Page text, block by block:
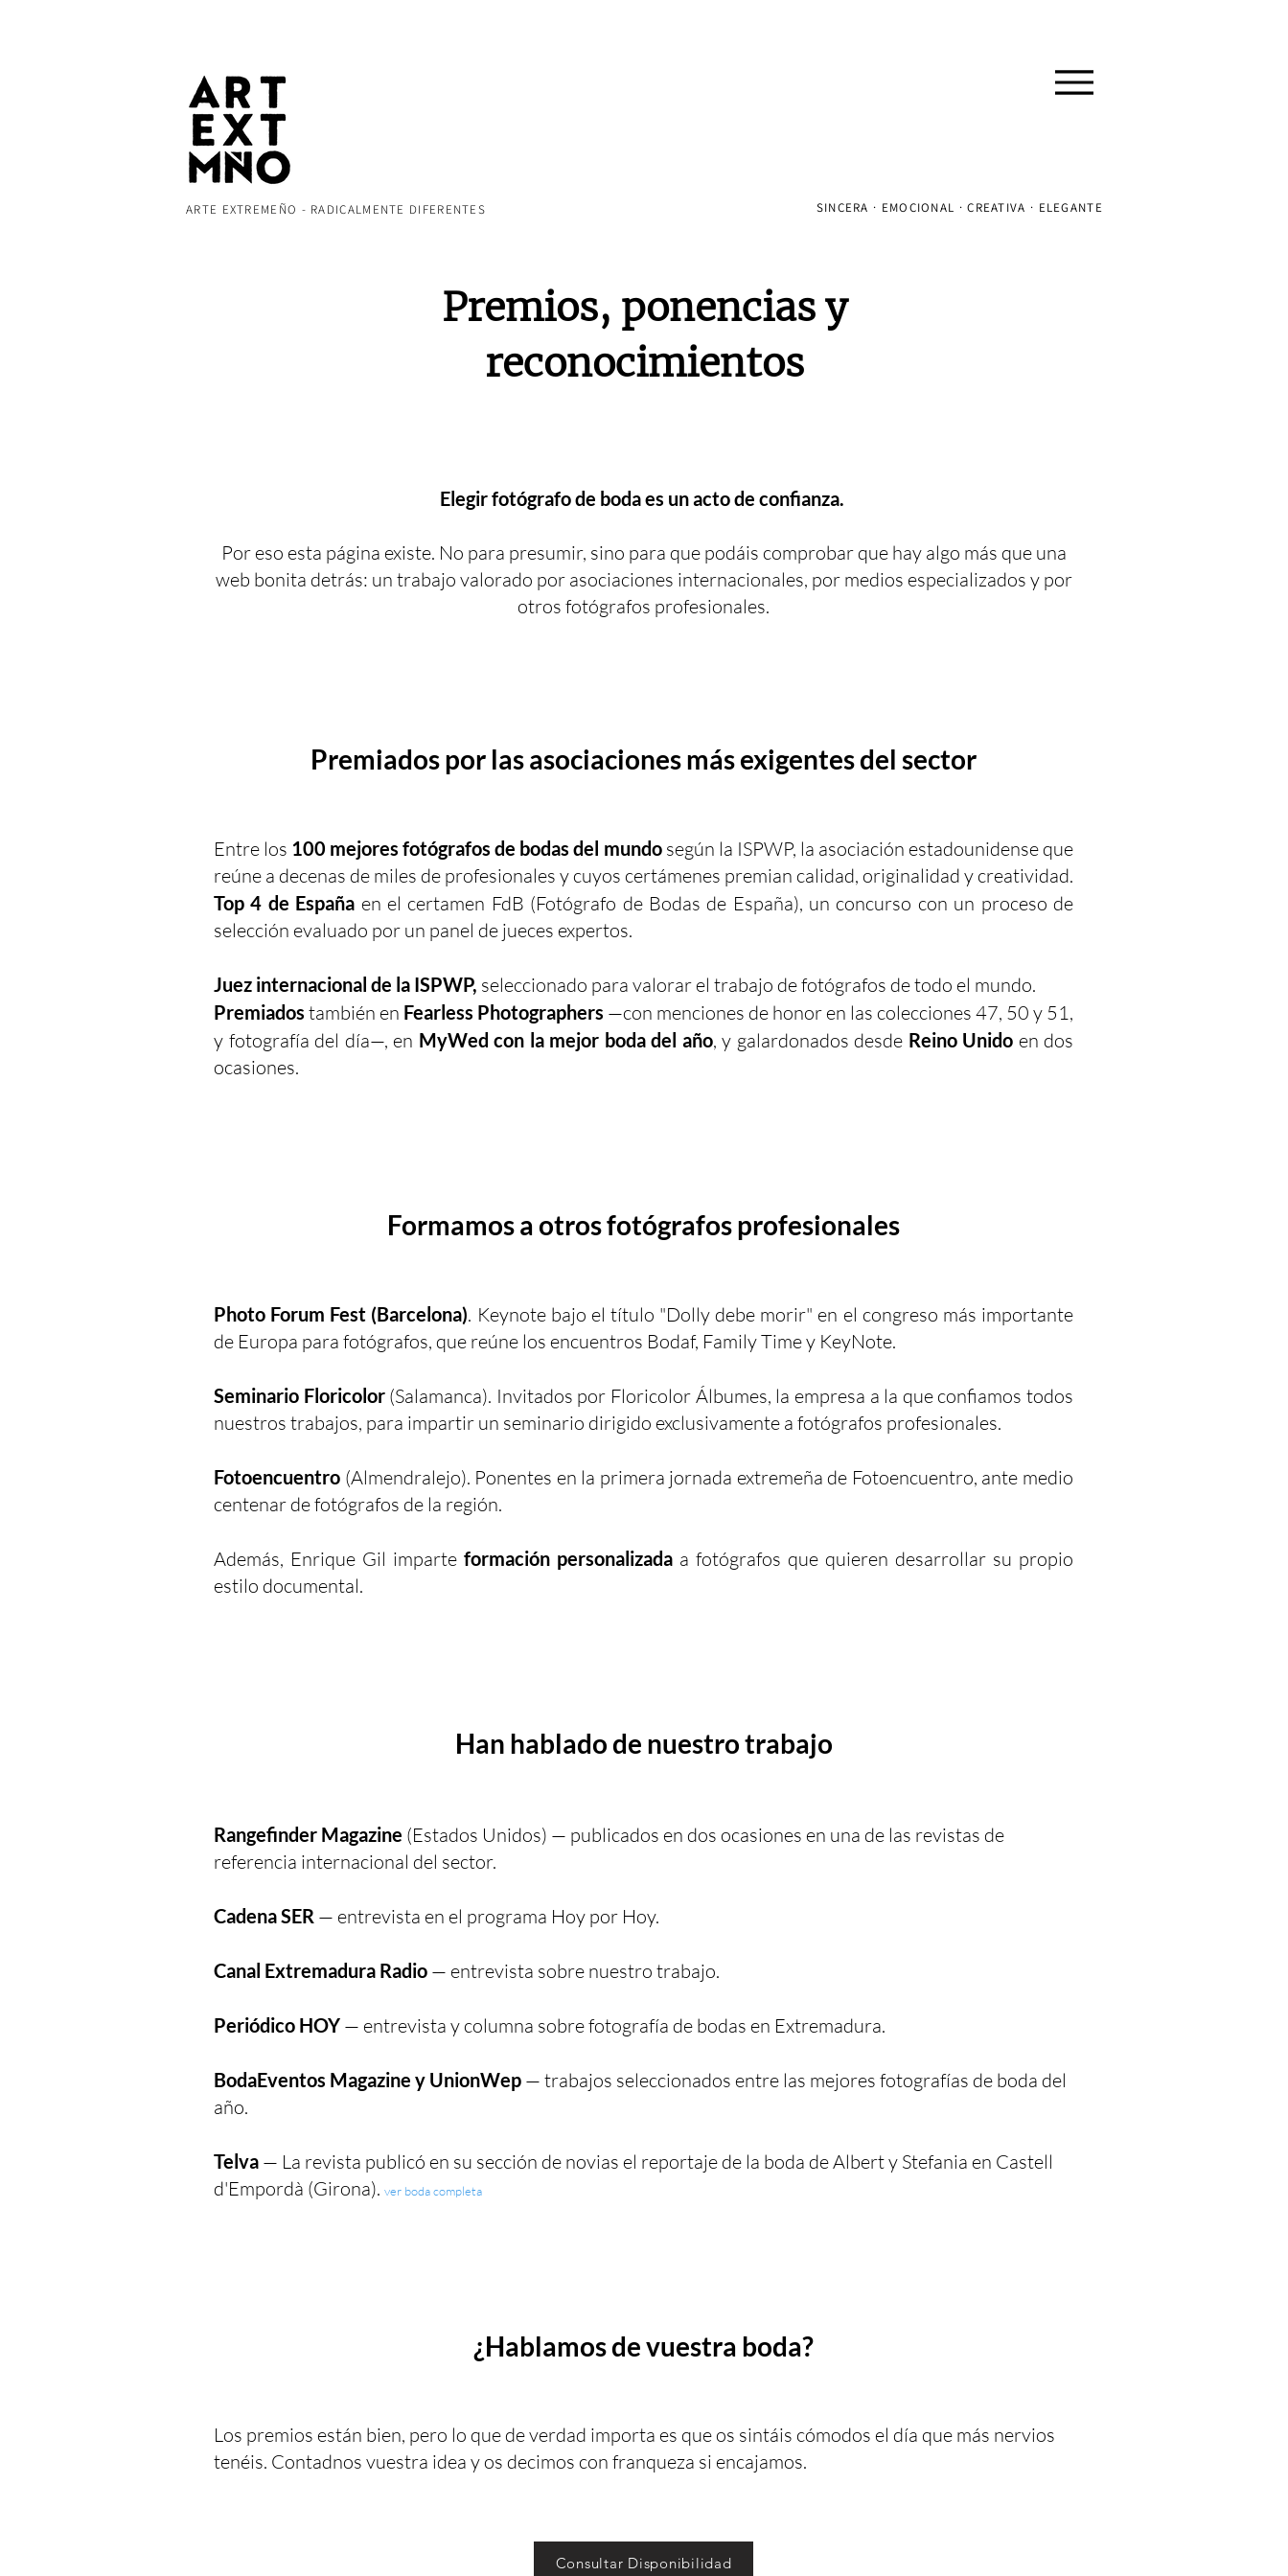
ARTE EXTREMEÑO - RADICALMENTE DIFERENTES SINCERA · EMOCIONAL · CREATIVA · ELEGANTE
Premios, ponencias y
reconocimientos
Elegir fotógrafo de boda es un acto de confianza.
Por eso esta página existe. No para presumir, sino para que podáis comprobar que hay algo más que una
web bonita detrás: un trabajo valorado por asociaciones internacionales, por medios especializados y por
otros fotógrafos profesionales.
Premiados por las asociaciones más exigentes del sector
Entre los 100 mejores fotógrafos de bodas del mundosegún la ISPWP, la asociación estadounidense que
reúne a decenas de miles de profesionales y cuyos certámenes premian calidad, originalidad y creatividad.
Top 4 de España en el certamen FdB (Fotógrafo de Bodas de España), un concurso con un proceso de
selección evaluado por un panel de jueces expertos.
Juez internacional de la ISPWP, seleccionado para valorar el trabajo de fotógrafos de todo el mundo.
Premiados también en Fearless Photographers —con menciones de honor en las colecciones 47, 50 y 51,
y fotografía del día—, en MyWed con la mejor boda del año, y galardonados desde Reino Unido en dos
ocasiones.
Formamos a otros fotógrafos profesionales
Photo Forum Fest (Barcelona). Keynote bajo el título "Dolly debe morir" en el congreso más importante
de Europa para fotógrafos, que reúne los encuentros Bodaf, Family Time y KeyNote.
Seminario Floricolor(Salamanca). Invitados por Floricolor Álbumes, la empresa a la que confiamos todos
nuestros trabajos, para impartir un seminario dirigido exclusivamente a fotógrafos profesionales.
Fotoencuentro (Almendralejo). Ponentes en la primera jornada extremeña de Fotoencuentro, ante medio
centenar de fotógrafos de la región.
Además, Enrique Gil imparte formación personalizada a fotógrafos que quieren desarrollar su propio
estilo documental.
Han hablado de nuestro trabajo
Rangefinder Magazine (Estados Unidos) — publicados en dos ocasiones en una de las revistas de
referencia internacional del sector.
Cadena SER — entrevista en el programa Hoy por Hoy.
Canal Extremadura Radio — entrevista sobre nuestro trabajo.
Periódico HOY — entrevista y columna sobre fotografía de bodas en Extremadura.
BodaEventos Magazine y UnionWep — trabajos seleccionados entre las mejores fotografías de boda del
año.
Telva — La revista publicó en su sección de novias el reportaje de la boda de Albert y Stefania en Castell
d'Empordà (Girona). ver boda completa
¿Hablamos de vuestra boda?
Los premios están bien, pero lo que de verdad importa es que os sintáis cómodos el día que más nervios
tenéis. Contadnos vuestra idea y os decimos con franqueza si encajamos.
Consultar Disponibilidad